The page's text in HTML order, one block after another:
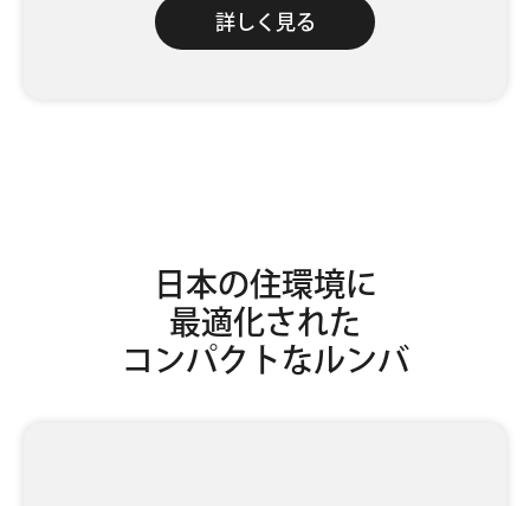
詳しく見る
日本の住環境に
最適化された
コンパクトなルンバ